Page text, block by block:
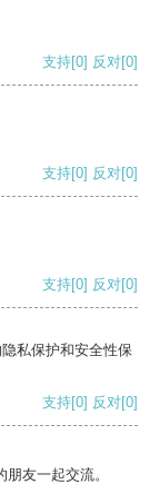
支持[0] 反对[0]
支持[0] 反对[0]
支持[0] 反对[0]
私保护和安全性保
支持[0] 反对[0]
友一起交流。